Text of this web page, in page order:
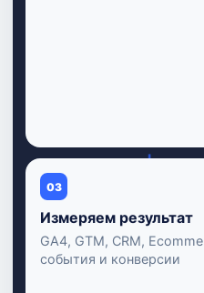
↓
03
Измеряем результат
GA4, GTM, CRM,
события и конверсии